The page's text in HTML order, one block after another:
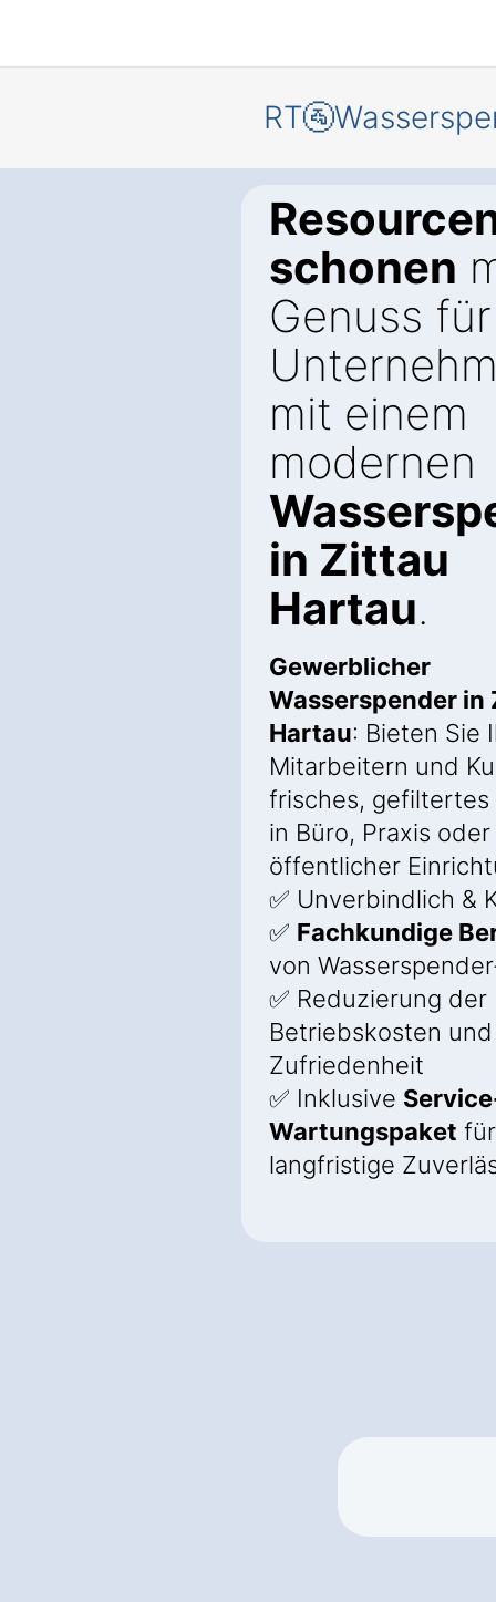
schonen
Genuss
mit einem
modernen
in Zittau
Hartau.
Gewerblicher
Wasserspender in
Hartau: Bieten Sie
Mitarbeitern und
frisches, gefiltertes
in Büro, Praxis oder
öffentlicher
✅ Unverbindlich &
✅ Fachkundige
von
✅ Reduzierung der
Betriebskosten
Zufriedenheit
✅ Inklusive
Wartungspaket für
langfristige